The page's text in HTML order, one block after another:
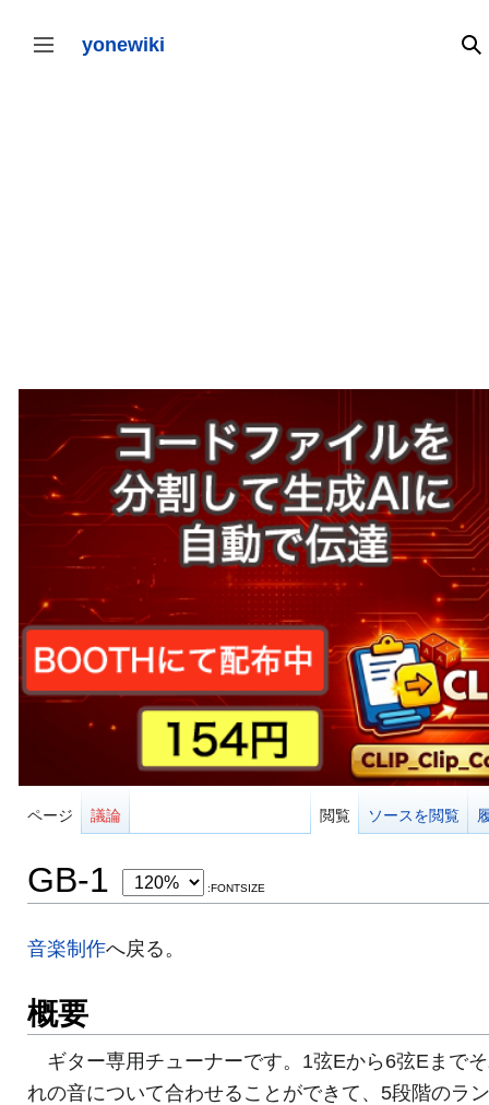
テ
サイドバーの切り替え yonewiki 検
ページ 議論 閲覧 ソースを閲覧
GB-1 :FONTSIZE
音楽制作へ戻る。
概要
ギター専用チューナーです。1弦Eから6弦Eまで
れの音について合わせることができて、5段階のラ